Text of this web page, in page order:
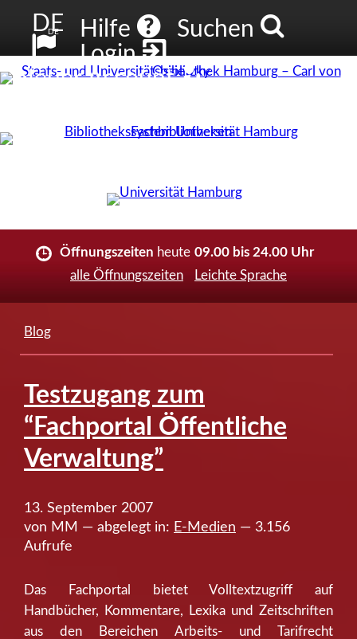
DE
DE Hilfe
Suchen
Login
Neuer Account
Öffnungszeiten heute 09.00 bis 24.00 Uhr
alle Öffnungszeiten
Leichte Sprache
Blog
Testzugang zum
“Fachportal Öffentliche
Verwaltung”
13. September 2007
von MM — abgelegt in: E-Medien — 3.156
Aufrufe
Das Fachportal bietet Volltextzugriff auf
Handbücher, Kommentare, Lexika und Zeitschriften
aus den Bereichen Arbeits- und Tarifrecht